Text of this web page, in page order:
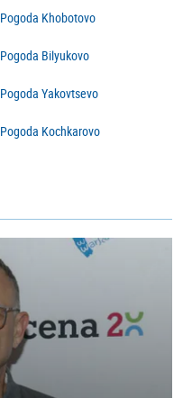
Pogoda Khobotovo
Pogoda Bilyukovo
Pogoda Yakovtsevo
Pogoda Kochkarovo